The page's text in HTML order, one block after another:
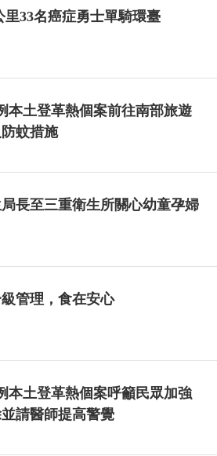
里33名癌症勇士單騎環臺
本土登革熱個案前往南部旅遊
蚊措施
長至三重衛生所關心幼童孕婦
管理，食在安心
本土登革熱個案呼籲民眾加強
請醫師提高警覺